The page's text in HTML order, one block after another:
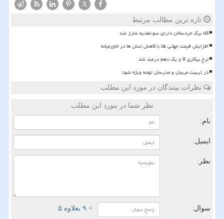
X
تازه ترین مطالب مرتبط
کالا برگ خردسالان دارای سوءتغذیه شارژ شد
افزایش قیمت جهانی طلا با کاهش تنش ها در خاورمیانه
نرخ بیکاری 9 و یک دهم درصد شد
در تربیت مربیان و مدرسان توجه ویژه شود
نظرات بینندگان در مورد این مطلب
نظر شما در مورد این مطلب
نام:
ایمیل:
نظر:
سوال: = ۹ بعلاوه ۵